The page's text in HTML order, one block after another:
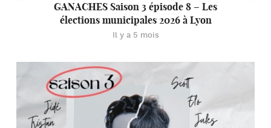
GANACHES Saison 3 épisode 8 – Les
élections municipales 2026 à Lyon
Il y a 5 mois